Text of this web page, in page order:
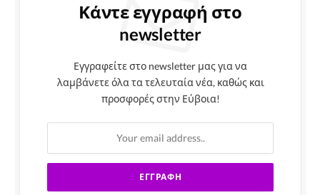
Κάντε εγγραφή στο
newsletter
Εγγραφείτε στο newsletter μας για να
λαμβάνετε όλα τα τελευταία νέα, καθώς και
προσφορές στην Εύβοια!